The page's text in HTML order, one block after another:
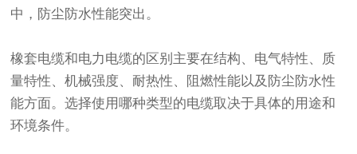
中，防尘防水性能突出。
橡套电缆和电力电缆的区别主要在结构、电气特性、质
量特性、机械强度、耐热性、阻燃性能以及防尘防水性
能方面。选择使用哪种类型的电缆取决于具体的用途和
环境条件。